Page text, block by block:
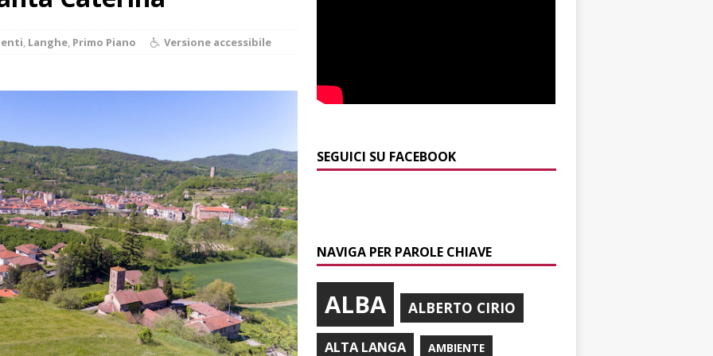
Maltempo a Monticello d’Alba: crolla un palo dell’illuminazione
Abitare il piemontese / La parola della settimana è Bifa
Alba: lunedì 10 agosto tornano le “Notti del vino”
Dal 13 al 16 agosto a Priocca c’è la Sagra della costata di
Rotary Club Bra: arriva il “Premio per l’Eccellenza” BRA
, Langhe, Primo Piano Versione accessibile
SEGUICI SU FACEBOOK
NAVIGA PER PAROLE CHIAVE
ALBA ALBERTO CIRIO
ALTA LANGA AMBIENTE